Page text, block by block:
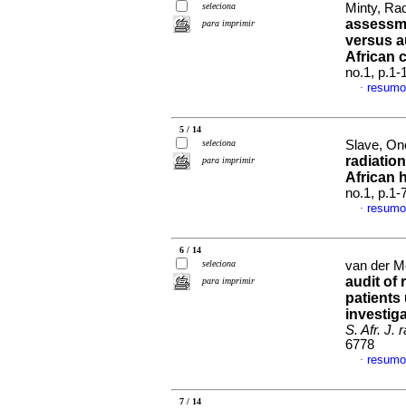
seleciona
para imprimir
Minty,
versus
African
no.1, p.1-
·
5 / 14
seleciona
para imprimir
Slave,
African
no.1, p.1-
·
6 / 14
seleciona
para imprimir
van der
audit of
patients
S. Afr. J.
6778
·
7 / 14